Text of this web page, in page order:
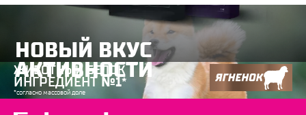
НОВЫЙ ВКУС
АКТИВНОСТИ
ЖИВОТНЫЙ БЕЛОК
ИНГРЕДИЕНТ №1*
*согласно массовой доле